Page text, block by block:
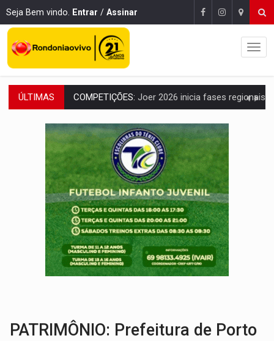
Seja Bem vindo. Entrar / Assinar
ÚLTIMAS PERIGO:Moradores denunciam escuridão e insegurança na Estrada
COLIGAÇÃO:Reabertura de ação no TSE pode resultar em cassação de prefeita
INCLUSÃO:APAE Porto Velho abre inscrições para
CLUBE DOS R$ 00,00:21 candidatos declaram patrimônio zero em Rondônia
INTERIOR:Ouro Preto do Oeste realiza Cavalgada da Expo Show
DESENVOLVIMENTO:Ideb avança nos anos iniciais do ensino
VULGO 'UNIÃO':Chefe de facção criminosa é preso durante
Publicação Legal:CONVOCAÇÃO DAS ELEIÇÕES:
COMPETIÇÕES:
PATRIMÔNIO: Prefeitura de Porto